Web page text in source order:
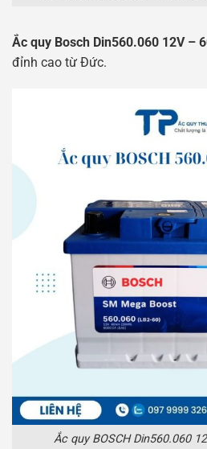
Ắc quy Bosch Din560.060 12V –
đỉnh cao từ Đức.
Ắc quy BOSCH Din560.060